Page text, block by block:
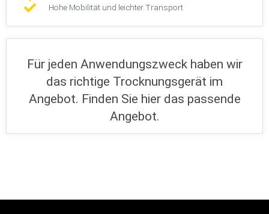
Hohe Mobilität und leichter Transport
Für jeden Anwendungszweck haben wir
das richtige Trocknungsgerät im
Angebot. Finden Sie hier das passende
Angebot.